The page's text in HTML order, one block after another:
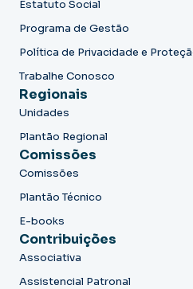
Estatuto Social
Programa de Gestão
Política de Privacidade e
Trabalhe Conosco
Regionais
Unidades
Plantão Regional
Comissões
Comissões
Plantão Técnico
E-books
Contribuições
Associativa
Assistencial Patronal